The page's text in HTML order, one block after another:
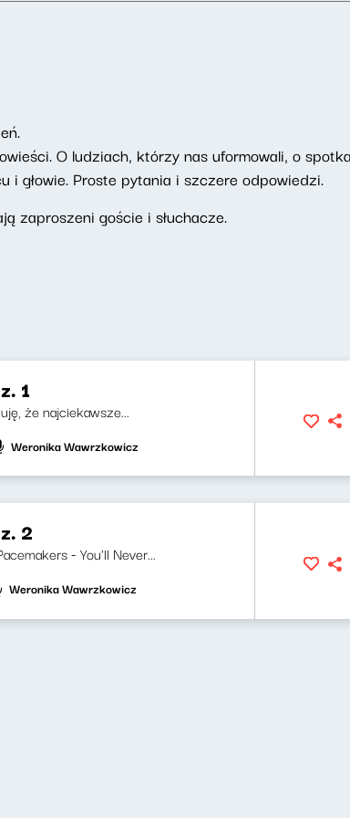
O ludziach, którzy nas uformowali, o
i głowie. Proste pytania i szczere odpowiedzi.
zaproszeni goście i słuchacze.
1
że najciekawsze...
Weronika Wawrzkowicz
2
- You'll Never...
Weronika Wawrzkowicz